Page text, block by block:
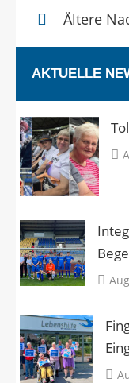
Ältere
AKTUELLE